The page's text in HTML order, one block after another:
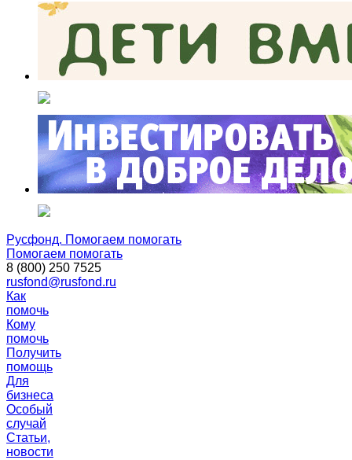
Русфонд. Помогаем помогать
Помогаем помогать
8 (800) 250 7525
rusfond@rusfond.ru
Как
помочь
Кому
помочь
Получить
помощь
Для
бизнеса
Особый
случай
Статьи,
новости